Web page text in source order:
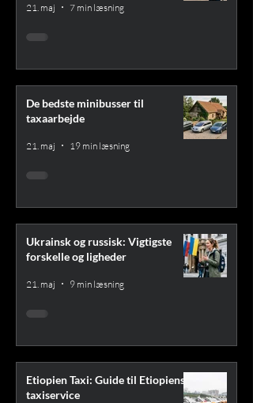
21. maj 7 min læsning
De bedste minibusser til
taxaarbejde
21. maj 19 min læsning
Ukrainsk og russisk: Vigtigste
forskelle og ligheder
21. maj 9 min læsning
Etiopien Taxi: Guide til Etiopiens
taxiservice